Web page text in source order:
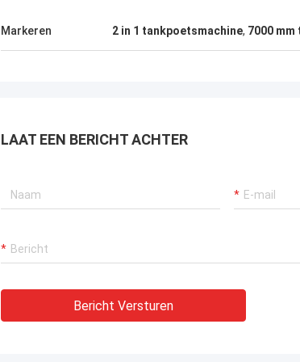
Markeren 2 in 1 tankpoetsmachine, 7000
LAAT EEN BERICHT ACHTER
Bericht Versturen